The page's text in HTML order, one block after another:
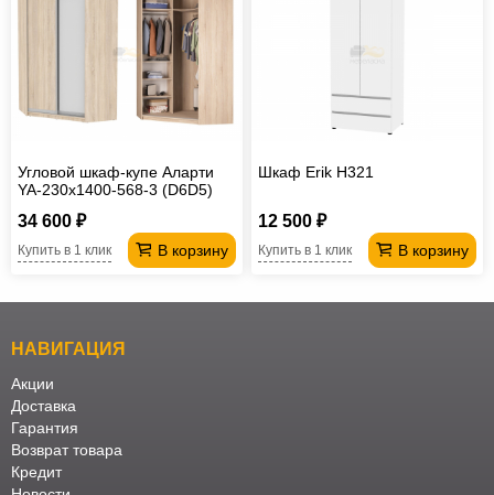
Угловой шкаф-купе Аларти
YA-230х1400-568-3 (D6D5)
34 600 ₽
В корзину
Купить в 1 клик
Шкаф Erik H321
12 500 ₽
В корзину
Купить в 1 клик
НАВИГАЦИЯ
Акции
Доставка
Гарантия
Возврат товара
Кредит